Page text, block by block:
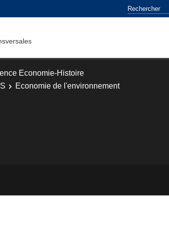
Economie-Histoire
Economie de l'environnement